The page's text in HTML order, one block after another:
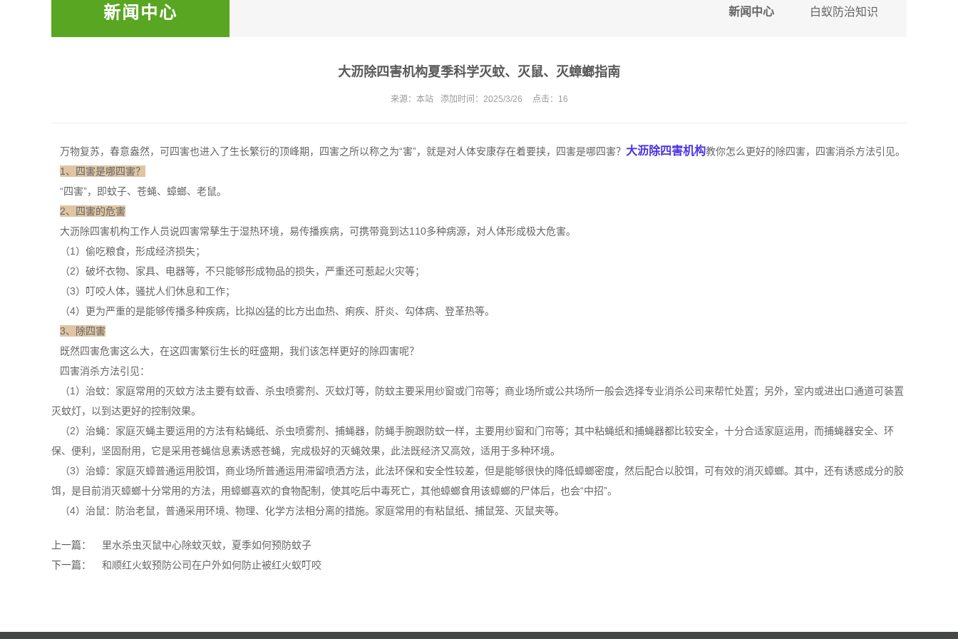
新闻中心 新闻中心 白蚁防治知识
大沥除四害机构夏季科学灭蚊、灭鼠、灭蟑螂指南
来源： 本站 添加时间： 2025/3/26 点击： 16
万物复苏，春意盎然，可四害也进入了生长繁衍的顶峰期，四害之所以称之为“害”，就是对人体安康存在着要挟，四害是哪四害？ 大沥除四害机构教你怎么更好的除四害，四害消杀方法引见。
1、四害是哪四害？
“四害”，即蚊子、苍蝇、蟑螂、老鼠。
2、四害的危害
大沥除四害机构工作人员说四害常孳生于湿热环境，易传播疾病，可携带竟到达110多种病源，对人体形成极大危害。
（1）偷吃粮食，形成经济损失；
（2）破坏衣物、家具、电器等，不只能够形成物品的损失，严重还可惹起火灾等；
（3）叮咬人体，骚扰人们休息和工作；
（4）更为严重的是能够传播多种疾病，比拟凶猛的比方出血热、痢疾、肝炎、勾体病、登革热等。
3、除四害
既然四害危害这么大，在这四害繁衍生长的旺盛期，我们该怎样更好的除四害呢？
四害消杀方法引见：
（1）治蚊：家庭常用的灭蚊方法主要有蚊香、杀虫喷雾剂、灭蚊灯等，防蚊主要采用纱窗或门帘等；商业场所或公共场所一般会选择专业消杀公司来帮忙处置；另外，室内或进出口通道可装置
灭蚊灯，以到达更好的控制效果。
（2）治蝇：家庭灭蝇主要运用的方法有粘蝇纸、杀虫喷雾剂、捕蝇器，防蝇手腕跟防蚊一样，主要用纱窗和门帘等；其中粘蝇纸和捕蝇器都比较安全，十分合适家庭运用，而捕蝇器安全、环
保、便利，坚固耐用，它是采用苍蝇信息素诱惑苍蝇，完成极好的灭蝇效果，此法既经济又高效，适用于多种环境。
（3）治蟑：家庭灭蟑普通运用胶饵，商业场所普通运用滞留喷洒方法，此法环保和安全性较差，但是能够很快的降低蟑螂密度，然后配合以胶饵，可有效的消灭蟑螂。其中，还有诱惑成分的胶
饵，是目前消灭蟑螂十分常用的方法，用蟑螂喜欢的食物配制，使其吃后中毒死亡，其他蟑螂食用该蟑螂的尸体后，也会“中招”。
（4）治鼠：
防治老鼠 ，普通采用环境、物理、化学方法相分离的措施。家庭常用的有粘鼠纸、捕鼠笼、灭鼠夹等。
上一篇：
里水杀虫灭鼠中心除蚊灭蚊，夏季如何预防蚊子
下一篇：
和顺红火蚁预防公司在户外如何防止被红火蚁叮咬